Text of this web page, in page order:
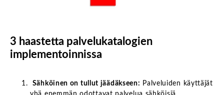
3 haastetta palvelukatalogien
implementoinnissa
Sähköinen on tullut jäädäkseen: Palveluiden käyttäjät